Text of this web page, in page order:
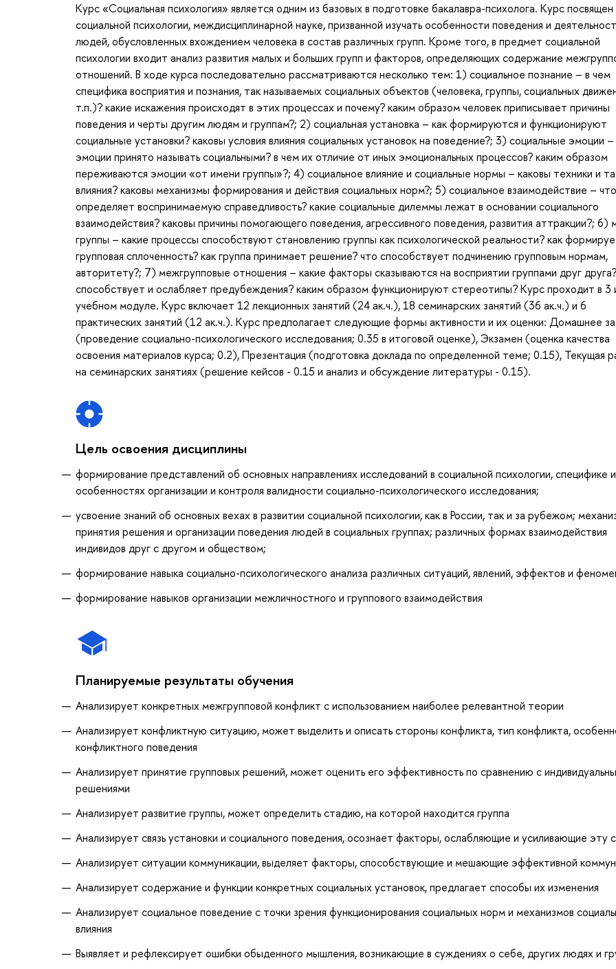
Курс «Социальная психология» является одним из базовых в подготовке бакалавра-психолога. Курс посвящен
социальной психологии, междисциплинарной науке, призванной изучать особенности поведения и
людей, обусловленных вхождением человека в состав различных групп. Кроме того, в предмет социальной
психологии входит анализ развития малых и больших групп и факторов, определяющих содержание
отношений. В ходе курса последовательно рассматриваются несколько тем: 1) социальное познание – в чем
специфика восприятия и познания, так называемых социальных объектов (человека, группы, социальных
т.п.)? какие искажения происходят в этих процессах и почему? каким образом человек приписывает причины
поведения и черты другим людям и группам?; 2) социальная установка – как формируются и функционируют
социальные установки? каковы условия влияния социальных установок на поведение?; 3) социальные эмоции –
эмоции принято называть социальными? в чем их отличие от иных эмоциональных процессов? каким образом
переживаются эмоции «от имени группы»?; 4) социальное влияние и социальные нормы – каковы техники и
влияния? каковы механизмы формирования и действия социальных норм?; 5) социальное взаимодействие – что
определяет воспринимаемую справедливость? какие социальные дилеммы лежат в основании социального
взаимодействия? каковы причины помогающего поведения, агрессивного поведения, развития аттракции?; 6)
группы – какие процессы способствуют становлению группы как психологической реальности? как
групповая сплоченность? как группа принимает решение? что способствует подчинению групповым нормам,
авторитету?; 7) межгрупповые отношения – какие факторы сказываются на восприятии группами друг
способствует и ослабляет предубеждения? каким образом функционируют стереотипы? Курс проходит в 3
учебном модуле. Курс включает 12 лекционных занятий (24 ак.ч.), 18 семинарских занятий (36 ак.ч.) и 6
практических занятий (12 ак.ч.). Курс предполагает следующие формы активности и их оценки: Домашнее
(проведение социально-психологического исследования; 0.35 в итоговой оценке), Экзамен (оценка качества
освоения материалов курса; 0.2), Презентация (подготовка доклада по определенной теме; 0.15), Текущая
на семинарских занятиях (решение кейсов - 0.15 и анализ и обсуждение литературы - 0.15).
Цель освоения дисциплины
формирование представлений об основных направлениях исследований в социальной психологии, специфике и
особенностях организации и контроля валидности социально-психологического исследования;
усвоение знаний об основных вехах в развитии социальной психологии, как в России, так и за рубежом;
принятия решения и организации поведения людей в социальных группах; различных формах взаимодействия
индивидов друг с другом и обществом;
формирование навыка социально-психологического анализа различных ситуаций, явлений, эффектов и
формирование навыков организации межличностного и группового взаимодействия
Планируемые результаты обучения
Анализирует конкретных межгрупповой конфликт с использованием наиболее релевантной теории
Анализирует конфликтную ситуацию, может выделить и описать стороны конфликта, тип конфликта,
конфликтного поведения
Анализирует принятие групповых решений, может оценить его эффективность по сравнению с
решениями
Анализирует развитие группы, может определить стадию, на которой находится группа
Анализирует связь установки и социального поведения, осознает факторы, ослабляющие и усиливающие эту
Анализирует ситуации коммуникации, выделяет факторы, способствующие и мешающие эффективной
Анализирует содержание и функции конкретных социальных установок, предлагает способы их изменения
Анализирует социальное поведение с точки зрения функционирования социальных норм и механизмов
влияния
Выявляет и рефлексирует ошибки обыденного мышления, возникающие в суждениях о себе, других людях и